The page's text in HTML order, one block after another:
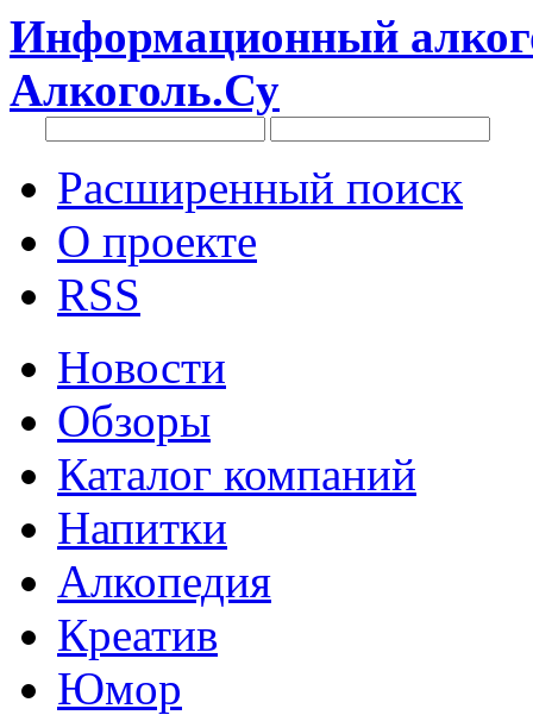
Информационный
Алкоголь.Су
Расширенный поиск
О проекте
RSS
Новости
Обзоры
Каталог компаний
Напитки
Алкопедия
Креатив
Юмор